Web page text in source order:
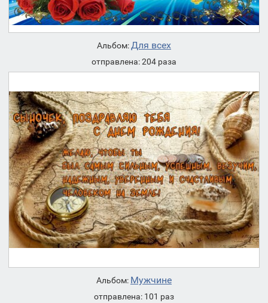
Альбом:Для всех
отправлена: 204 раза
Альбом: Мужчине
отправлена: 101 раз